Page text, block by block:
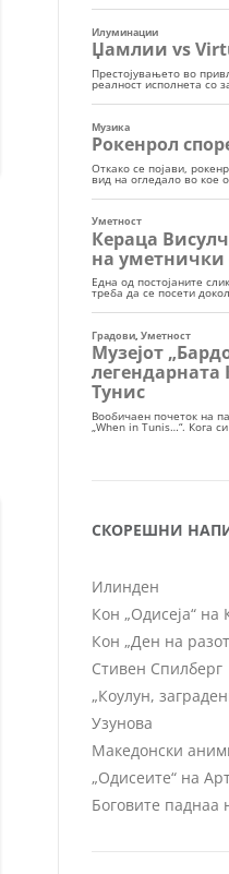
СКОРЕШНИ
Илинден
Кон „Одисеја“
Кон „Ден на
Стивен Спилберг
„Коулун,
Узунова
Македонски
„Одисеите“ на
Боговите паднаа